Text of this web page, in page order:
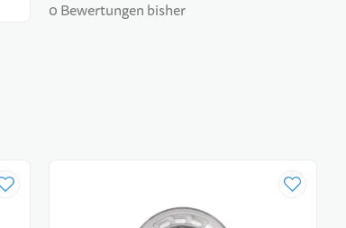
0 Bewertungen bisher